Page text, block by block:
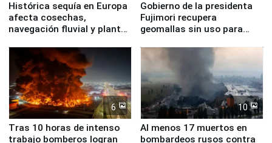
Histórica sequía en Europa
afecta cosechas,
navegación fluvial y plantas
Gobierno de la presidenta
Fujimori recupera
geomallas sin uso para
Fenómeno El Niño
6
Tras 10 horas de intenso
trabajo bomberos logran
10
Al menos 17 muertos en
bombardeos rusos contra